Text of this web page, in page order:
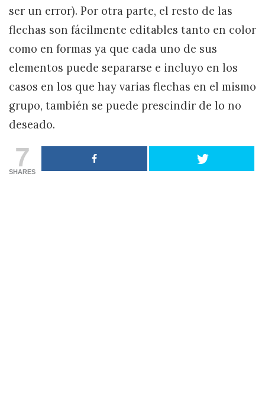
ser un error). Por otra parte, el resto de las
flechas son fácilmente editables tanto en color
como en formas ya que cada uno de sus
elementos puede separarse e incluyo en los
casos en los que hay varias flechas en el mismo
grupo, también se puede prescindir de lo no
deseado.
7
SHARES